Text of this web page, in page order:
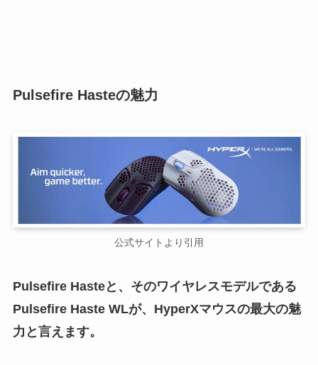
Pulsefire Hasteの魅力
公式サイトより引用
Pulsefire Hasteと、そのワイヤレスモデルである
Pulsefire Haste WLが、 HyperXマウスの最大の魅
力と言えます。